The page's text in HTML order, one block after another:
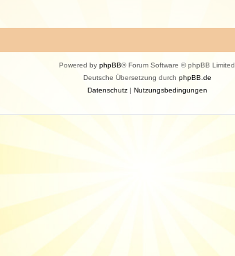
Powered by phpBB® Forum Software © phpBB Limited
Deutsche Übersetzung durch phpBB.de
Datenschutz| Nutzungsbedingungen